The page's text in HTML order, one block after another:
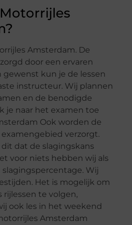
Amsterdam. De
door een ervaren
kun je de lessen
instructeur. Wij plannen
en de benodigde
je naar het examen toe
Ook worden de
verzorgt.
dat de slagingskans
voor niets hebben wij als
slagingspercentage. Wij
Het is mogelijk om
rijlessen te volgen,
ook les in het weekend
Amsterdam